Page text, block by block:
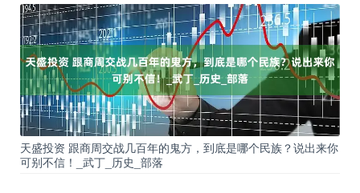
天盛投资 跟商周交战几百年的鬼方，到底是哪个民族？说出来你
可别不信！_武丁_历史_部落